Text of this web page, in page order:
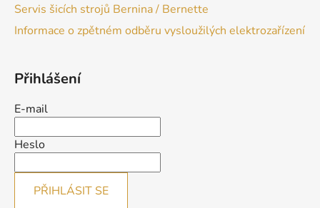
Servis šicích strojů Bernina / Bernette
Informace o zpětném odběru vysloužilých elektrozařízení
Přihlášení
E-mail
Heslo
PŘIHLÁSIT SE